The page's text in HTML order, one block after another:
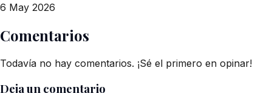
6 May 2026
Comentarios
Todavía no hay comentarios. ¡Sé el primero en opinar!
Deja un comentario